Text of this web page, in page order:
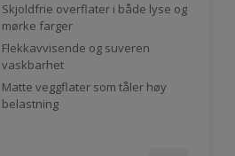
Skjoldfrie overflater i både lyse og
mørke farger
Flekkavvisende og suveren
vaskbarhet
Matte veggflater som tåler høy
belastning